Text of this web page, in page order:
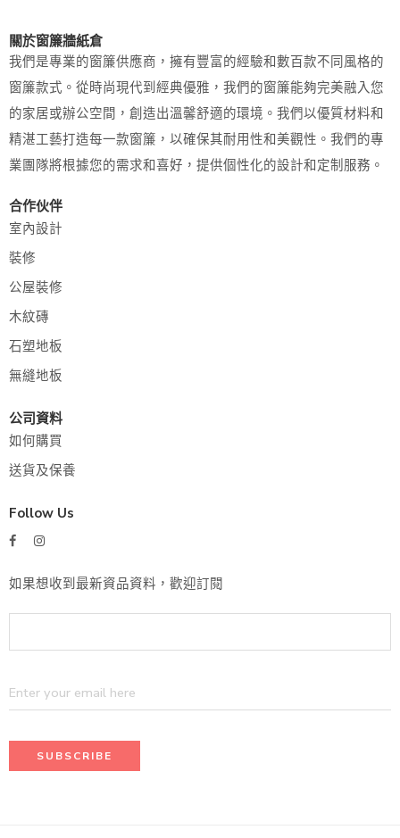
關於窗簾牆紙倉
我們是專業的窗簾供應商，擁有豐富的經驗和數百款不同風格的
窗簾款式。從時尚現代到經典優雅，我們的窗簾能夠完美融入您
的家居或辦公空間，創造出溫馨舒適的環境。我們以優質材料和
精湛工藝打造每一款窗簾，以確保其耐用性和美觀性。我們的專
業團隊將根據您的需求和喜好，提供個性化的設計和定制服務。
合作伙伴
室內設計
裝修
公屋裝修
木紋磚
石塑地板
無縫地板
公司資料
如何購買
送貨及保養
Follow Us
如果想收到最新資品資料，歡迎訂閱